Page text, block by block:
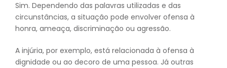
Sim. Dependendo das palavras utilizadas e das
circunstâncias, a situação pode envolver ofensa à
honra, ameaça, discriminação ou agressão.
A injúria, por exemplo, está relacionada à ofensa à
dignidade ou ao decoro de uma pessoa. Já outras